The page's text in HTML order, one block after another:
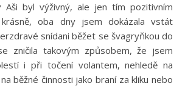
oba dny jsem dokázala vstát
snídani běžet se švagryňkou do
zničila takovým způsobem, že jsem
i při točení volantem, nehledě na
běžné činnosti jako braní za kliku nebo